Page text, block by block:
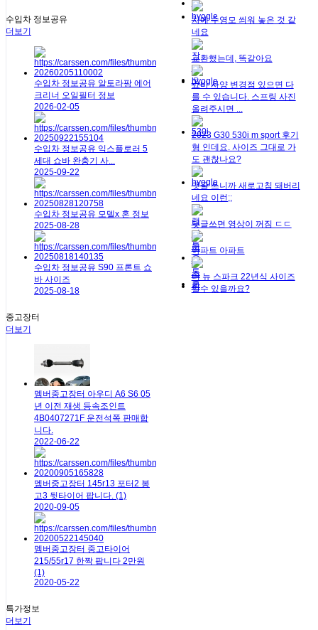
수입차 정보공유
더보기
수입차 정보공유 알토라팡 에어
크리너 오일필터 정보
2026-02-05
수입차 정보공유 익스플로러 5
세대 쇼바 완충기 사...
2025-09-22
수입차 정보공유 모델x 혼 정보
2025-08-28
수입차 정보공유 S90 프론트 쇼
바 사이즈
2025-08-18
중고장터
더보기
멤버중고장터 아우디 A6 S6 05
년 이전 재생 등속조인트
4B0407271F 운전석쪽 판매합
니다.
2022-06-22
멤버중고장터 145r13 포터2 봉
고3 뒷타이어 팝니다. (1)
2020-09-05
멤버중고장터 중고타이어
215/55r17 한짝 팝니다 2만원
(1)
2020-05-22
특가정보
더보기
차에 수영모 씌워 놓은 것 같
네요
교환했는데, 똑같아요
쇼바 사양 변경점 있으면 다
를 수 있습니다. 스프링 사진
올려주시면 ...
2023 G30 530i m sport 후기
형 인데요. 사이즈 그대로 가
도 괜찮나요?
댓글 쓰니까 새로고침 돼버리
네요 이런;;
댓글쓰면 영상이 꺼짐 ㄷㄷ
아파트 아파트
더 뉴 스파크 22년식 사이즈
알수 있을까요?